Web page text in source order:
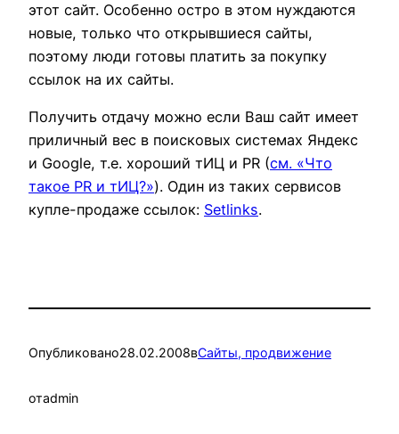
этот сайт. Особенно остро в этом нуждаются
новые, только что открывшиеся сайты,
поэтому люди готовы платить за покупку
ссылок на их сайты.
Получить отдачу можно если Ваш сайт имеет
приличный вес в поисковых системах Яндекс
и Google, т.е. хороший тИЦ и PR (см. «Что
такое PR и тИЦ?»). Один из таких сервисов
купле-продаже ссылок: Setlinks.
Опубликовано28.02.2008вСайты, продвижение
отadmin